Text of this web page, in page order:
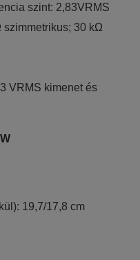
szint: 2,83VRMS
szimmetrikus; 30 kΩ
VRMS kimenet és
19,7/17,8 cm